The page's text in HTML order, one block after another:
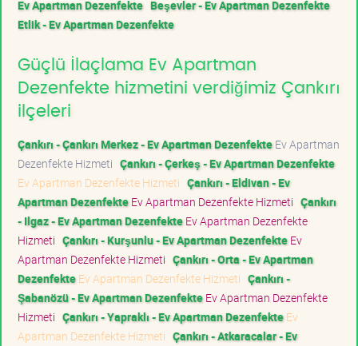
Ev Apartman Dezenfekte Beşevler - Ev Apartman Dezenfekte
Etlik - Ev Apartman Dezenfekte
Güçlü İlaçlama Ev Apartman
Dezenfekte hizmetini verdiğimiz Çankırı
ilçeleri
Çankırı - Çankırı Merkez - Ev Apartman DezenfekteEv Apartman
Dezenfekte Hizmeti Çankırı - Çerkeş - Ev Apartman Dezenfekte
Ev Apartman Dezenfekte Hizmeti Çankırı - Eldivan - Ev
Apartman DezenfekteEv Apartman Dezenfekte Hizmeti Çankırı
- Ilgaz - Ev Apartman DezenfekteEv Apartman Dezenfekte
Hizmeti Çankırı - Kurşunlu - Ev Apartman DezenfekteEv
Apartman Dezenfekte Hizmeti Çankırı - Orta - Ev Apartman
DezenfekteEv Apartman Dezenfekte Hizmeti Çankırı -
Şabanözü - Ev Apartman DezenfekteEv Apartman Dezenfekte
Hizmeti Çankırı - Yapraklı - Ev Apartman DezenfekteEv
Apartman Dezenfekte Hizmeti Çankırı - Atkaracalar - Ev